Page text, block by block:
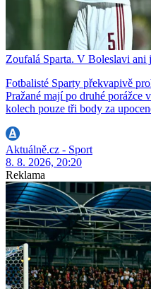
Zoufalá Sparta. V Boleslavi ani
Fotbalisté Sparty překvapivě
Pražané mají po druhé porážce
kolech pouze tři body za
Aktuálně.cz - Sport
8. 8. 2026, 20:20
Reklama